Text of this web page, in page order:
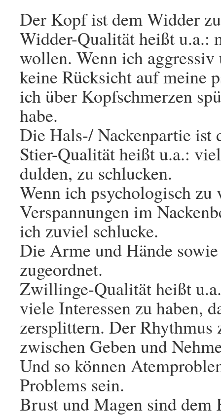
Der Kopf ist dem Widder
Widder-Qualität heißt u.a.:
wollen. Wenn ich
keine Rücksicht auf meine
ich über Kopfschmerzen
habe.
Die Hals-/ Nackenpartie ist
Stier-Qualität heißt u.a.:
dulden, zu schlucken.
Wenn ich psychologisch
Verspannungen im
ich zuviel schlucke.
Die Arme und Hände
zugeordnet.
Zwillinge-Qualität heißt
viele Interessen zu haben,
zersplittern. Der Rhythmus
zwischen Geben und
Und so können
Problems sein.
Brust und Magen sind dem